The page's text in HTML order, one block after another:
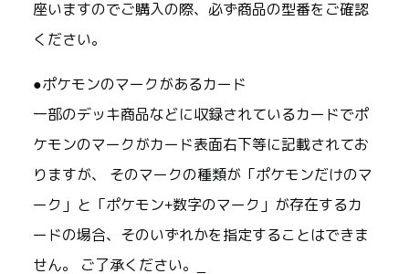
座いますのでご購入の際、必ず商品の型番をご確認
ください。
●ポケモンのマークがあるカード
一部のデッキ商品などに収録されているカードでポ
ケモンのマークがカード表面右下等に記載されてお
りますが、 そのマークの種類が「ポケモンだけのマ
ーク」と「ポケモン+数字のマーク」が存在するカ
ードの場合、そのいずれかを指定することはできま
せん。 ご了承ください。_